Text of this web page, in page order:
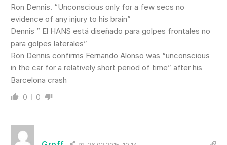
Ron Dennis. “Unconscious only for a few secs no
evidence of any injury to his brain”
Dennis ” El HANS está diseñado para golpes frontales no
para golpes laterales”
Ron Dennis confirms Fernando Alonso was “unconscious
in the car for a relatively short period of time” after his
Barcelona crash
0 0